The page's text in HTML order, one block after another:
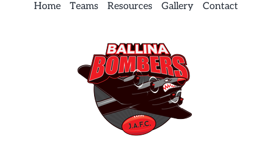
Home Teams Resources Gallery Contact